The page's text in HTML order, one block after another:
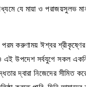
যে মায়া ও পরাজয়সুলভ
করুণাময় ঈশ্বর
এই উপদেশ সর্বযুগে সকল
দ্বারা নিজেদের